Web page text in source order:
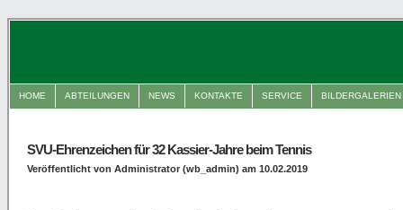
HOME ABTEILUNGEN NEWS KONTAKTE SERVICE BILDERGALERIEN
SVU-Ehrenzeichen für 32 Kassier-Jahre beim Tennis
Veröffentlicht von Administrator (wb_admin) am 10.02.2019